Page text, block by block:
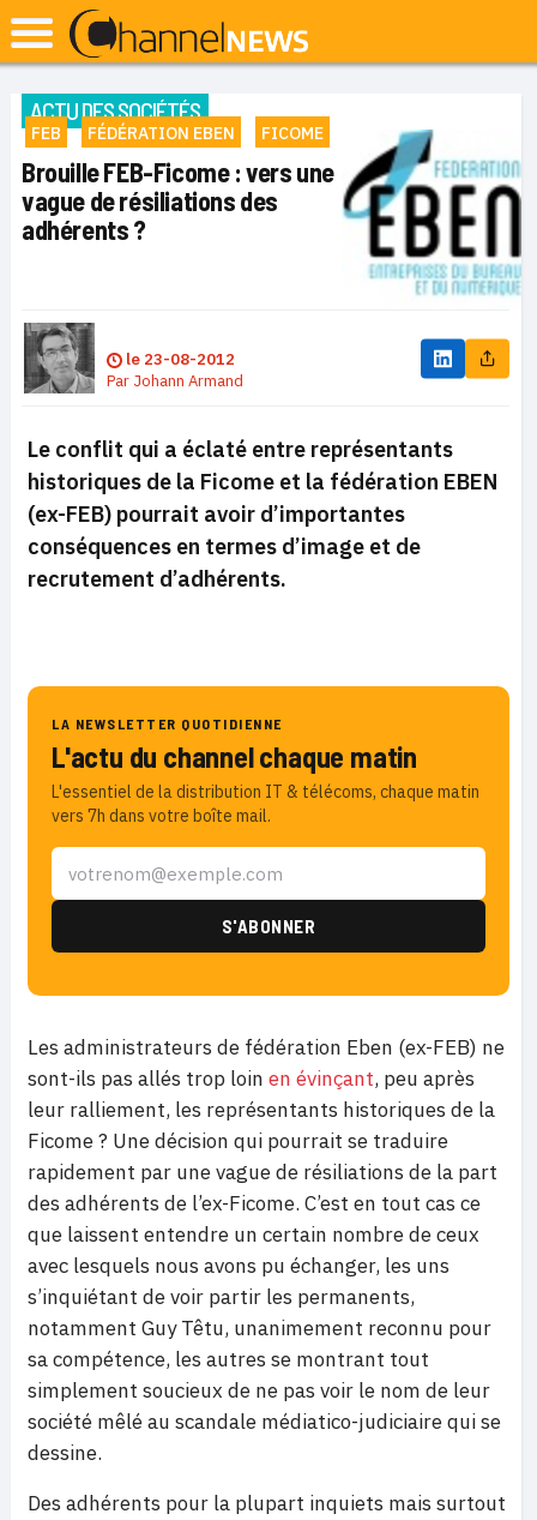
ACTU DES SOCIÉTÉS
FEB FÉDÉRATION EBEN FICOME
Brouille FEB-Ficome : vers une
vague de résiliations des
adhérents ?
le 23-08-2012
Par Johann Armand
Le conflit qui a éclaté entre représentants
historiques de la Ficome et la fédération EBEN
(ex-FEB) pourrait avoir d’importantes
conséquences en termes d’image et de
recrutement d’adhérents.
LA NEWSLETTER QUOTIDIENNE
L'actu du channel chaque matin
L'essentiel de la distribution IT & télécoms, chaque matin
vers 7h dans votre boîte mail.
Les administrateurs de fédération Eben (ex-FEB) ne
sont-ils pas allés trop loin en évinçant, peu après
leur ralliement, les représentants historiques de la
Ficome ? Une décision qui pourrait se traduire
rapidement par une vague de résiliations de la part
des adhérents de l’ex-Ficome. C’est en tout cas ce
que laissent entendre un certain nombre de ceux
avec lesquels nous avons pu échanger, les uns
s’inquiétant de voir partir les permanents,
notamment Guy Têtu, unanimement reconnu pour
sa compétence, les autres se montrant tout
simplement soucieux de ne pas voir le nom de leur
société mêlé au scandale médiatico-judiciaire qui se
dessine.
Des adhérents pour la plupart inquiets mais surtout